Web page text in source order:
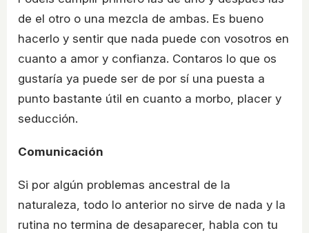
de el otro o una mezcla de ambas. Es bueno
hacerlo y sentir que nada puede con vosotros en
cuanto a amor y confianza. Contaros lo que os
gustaría ya puede ser de por sí una puesta a
punto bastante útil en cuanto a morbo, placer y
seducción.
Comunicación
Si por algún problemas ancestral de la
naturaleza, todo lo anterior no sirve de nada y la
rutina no termina de desaparecer, habla con tu